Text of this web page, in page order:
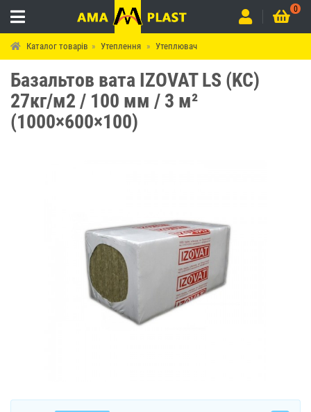
0
Каталог товарів Утеплення Утеплювач
Базальтов вата IZOVAT LS (KC)
27кг/м2 / 100 мм / 3 м²
(1000×600×100)